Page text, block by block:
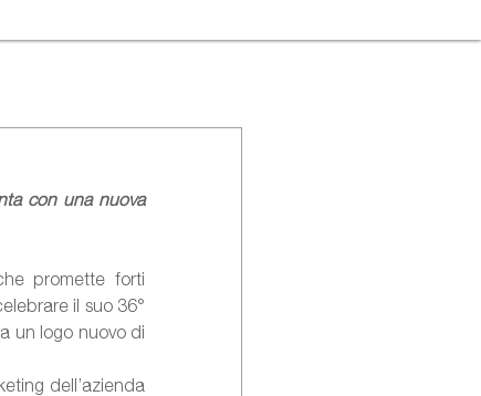
con una nuova
promette forti
il suo 36°
un logo nuovo di
dell’azienda